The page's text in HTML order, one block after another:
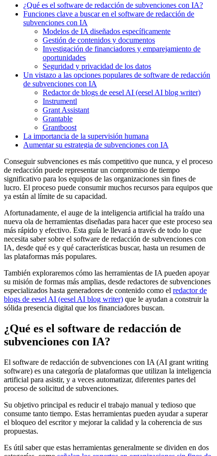
¿Qué es el software de redacción de subvenciones con IA?
Funciones clave a buscar en el software de redacción de
subvenciones con IA
Modelos de IA diseñados específicamente
Gestión de contenidos y documentos
Investigación de financiadores y emparejamiento de
oportunidades
Seguridad y privacidad de los datos
Un vistazo a las opciones populares de software de redacción
de subvenciones con IA
Redactor de blogs de eesel AI (eesel AI blog writer)
Instrumentl
Grant Assistant
Grantable
Grantboost
La importancia de la supervisión humana
Aumentar su estrategia de subvenciones con IA
Conseguir subvenciones es más competitivo que nunca, y el proceso
de redacción puede representar un compromiso de tiempo
significativo para los equipos de las organizaciones sin fines de
lucro. El proceso puede consumir muchos recursos para equipos que
ya están al límite de su capacidad.
Afortunadamente, el auge de la inteligencia artificial ha traído una
nueva ola de herramientas diseñadas para hacer que este proceso sea
más rápido y efectivo. Esta guía le llevará a través de todo lo que
necesita saber sobre el software de redacción de subvenciones con
IA, desde qué es y qué características buscar, hasta un resumen de
las plataformas más populares.
También exploraremos cómo las herramientas de IA pueden apoyar
su misión de formas más amplias, desde redactores de subvenciones
especializados hasta generadores de contenido como el redactor de
blogs de eesel AI (eesel AI blog writer) que le ayudan a construir la
sólida presencia digital que los financiadores buscan.
¿Qué es el software de redacción de
subvenciones con IA?
El software de redacción de subvenciones con IA (AI grant writing
software) es una categoría de plataformas que utilizan la inteligencia
artificial para asistir, y a veces automatizar, diferentes partes del
proceso de solicitud de subvenciones.
Su objetivo principal es reducir el trabajo manual y tedioso que
consume tanto tiempo. Estas herramientas pueden ayudar a superar
el bloqueo del escritor y mejorar la calidad y la coherencia de sus
propuestas.
Es útil saber que estas herramientas generalmente se dividen en dos